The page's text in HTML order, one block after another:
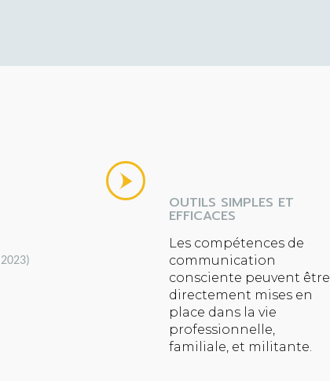
OUTILS SIMPLES ET
EFFICACES
Les compétences de
communication
consciente peuvent être
directement mises en
place dans la vie
professionnelle,
familiale, et militante.